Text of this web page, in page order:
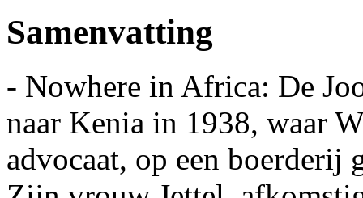
Samenvatting
- Nowhere in Africa: De
naar Kenia in 1938, waar
advocaat, op een boerderij